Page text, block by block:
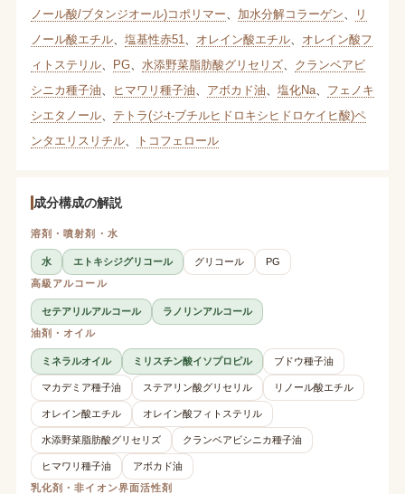
ノール酸/ブタンジオール)コポリマー
加水分解コラーゲン
リ
ノール酸エチル、 塩基性赤51 オレイン酸エチル、 オレイン酸フ
ィトステリル、 PG、 水添野菜脂肪酸グリセリズ、 クランベアビ
シニカ種子油
ヒマワリ種子油 アボカド油 塩化Na、 フェノキ
シエタノール、 テトラ(ジ-t-ブチルヒドロキシヒドロケイヒ酸)ペ
ンタエリスリチル、 トコフェロール
成分構成の解説
溶剤・噴射剤・水
水 エトキシジグリコール グリコール
PG
高級アルコール
セテアリルアルコール
ラノリンアルコール
油剤・オイル
ミネラルオイル ミリスチン酸イソプロピル ブドウ種子油
マカデミア種子油 ステアリン酸グリセリル リノール酸エチル
オレイン酸エチル オレイン酸フィトステリル
水添野菜脂肪酸グリセリズ クランベアビシニカ種子油
ヒマワリ種子油
アボカド油
乳化剤・非イオン界面活性剤